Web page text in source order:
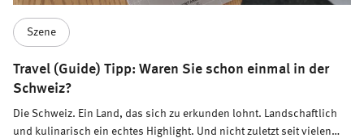
Szene
Travel (Guide) Tipp: Waren Sie schon einmal in der
Schweiz?
Die Schweiz. Ein Land, das sich zu erkunden lohnt. Landschaftlich
und kulinarisch ein echtes Highlight. Und nicht zuletzt seit vielen